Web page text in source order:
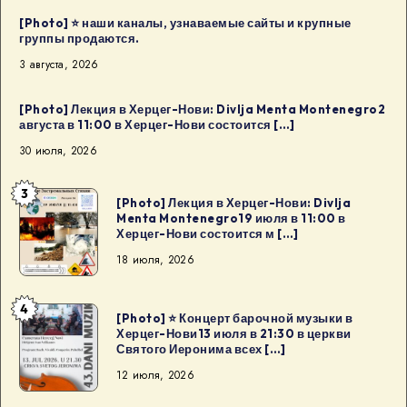
[Photo] ⭐️ наши каналы, узнаваемые сайты и крупные
группы продаются.
3 августа, 2026
[Photo] Лекция в Херцег-Нови: Divlja Menta Montenegro2
августа в 11:00 в Херцег-Нови состоится […]
30 июля, 2026
[Photo]
Лекция
в
Херцег-
Divlja
Menta
Montenegro19
июля
3
[Photo] Лекция в Херцег-Нови: Divlja
Menta Montenegro19 июля в 11:00 в
Херцег-Нови состоится м […]
18 июля, 2026
[Photo]
⭐
Концерт
барочной
4
[Photo] ⭐ Концерт барочной музыки в
Херцег-Нови13 июля в 21:30 в церкви
Святого Иеронима всех […]
12 июля, 2026